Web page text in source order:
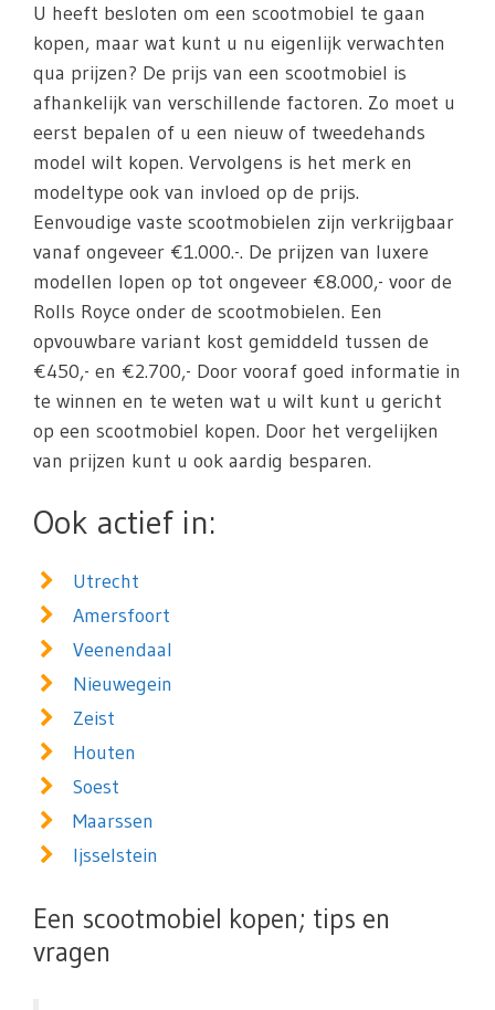
U heeft besloten om een scootmobiel te gaan
kopen, maar wat kunt u nu eigenlijk verwachten
qua prijzen? De prijs van een scootmobiel is
afhankelijk van verschillende factoren. Zo moet u
eerst bepalen of u een nieuw of tweedehands
model wilt kopen. Vervolgens is het merk en
modeltype ook van invloed op de prijs.
Eenvoudige vaste scootmobielen zijn verkrijgbaar
vanaf ongeveer €1.000.-. De prijzen van luxere
modellen lopen op tot ongeveer €8.000,- voor de
Rolls Royce onder de scootmobielen. Een
opvouwbare variant kost gemiddeld tussen de
€450,- en €2.700,- Door vooraf goed informatie in
te winnen en te weten wat u wilt kunt u gericht
op een scootmobiel kopen. Door het vergelijken
van prijzen kunt u ook aardig besparen.
Ook actief in:
Utrecht
Amersfoort
Veenendaal
Nieuwegein
Zeist
Houten
Soest
Maarssen
Ijsselstein
Een scootmobiel kopen; tips en
vragen